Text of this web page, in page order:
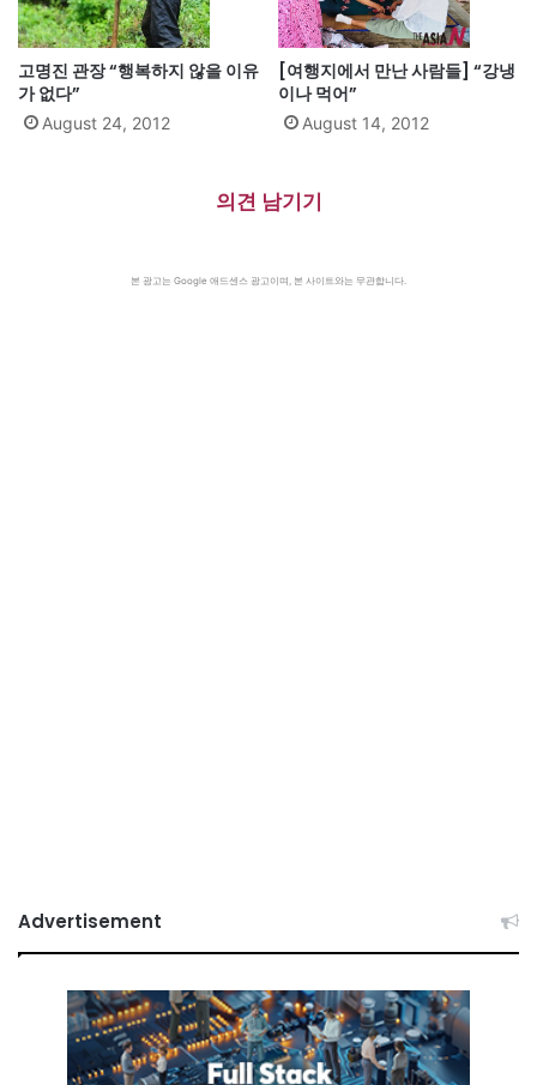
고명진 관장 “행복하지 않을 이유
가 없다”
August 24, 2012
[여행지에서 만난 사람들] “강냉
이나 먹어”
August 14, 2012
의견 남기기
본 광고는 Google 애드센스 광고이며, 본 사이트와는 무관합니다.
Advertisement